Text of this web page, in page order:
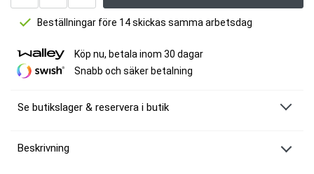
Beställningar före 14 skickas samma arbetsdag
Köp nu, betala inom 30 dagar
Snabb och säker betalning
Se butikslager & reservera i butik
Beskrivning